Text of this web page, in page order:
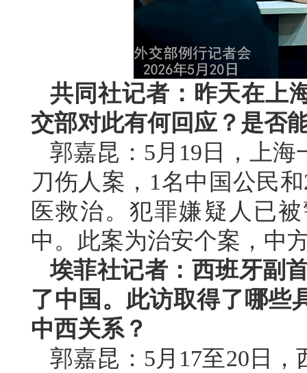
共同社记者：昨天在上
交部对此有何回应？是否
郭嘉昆：5月19日，上
刀伤人案，1名中国公民
医救治。犯罪嫌疑人已
中。此案为治安个案，中
埃菲社记者：西班牙副
了中国。此访取得了哪些
中西关系？
郭嘉昆：5月17至20日